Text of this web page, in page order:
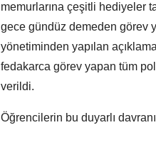
memurlarına çeşitli hediyeler
gece gündüz demeden görev
yönetiminden yapılan
fedakarca görev yapan tüm
verildi.
Öğrencilerin bu duyarlı